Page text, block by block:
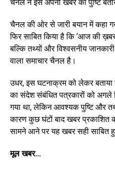
चैनल ने इसे अपनी खबर की पुष्टि
चैनल की ओर से जारी बयान में कहा
फिर साबित किया है कि ‘आज की
बल्कि तथ्यों और विश्वसनीय
वाला समाचार चैनल है।
उधर, इस घटनाक्रम को लेकर
का संदेश संबंधित पत्रकारों को
गया था, लेकिन आवश्यक पुष्टि और
कारण कुछ घंटों बाद खबर प्रकाशित
सामने आने पर यह खबर सही साबित
मूल खबर…